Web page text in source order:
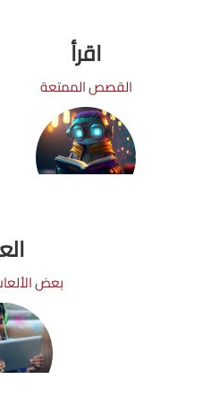
اقرأ
القصص الممتعة
بعض